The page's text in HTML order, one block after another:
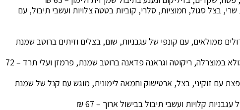
בצל סגול, חמוציות, סלרי, קוביות בטטה צלויות ועשבי תיבול, עם
ממולאים, עם קונפי של עגבניות, שום, בצלים וזיתים ברוטב שמנת
דני האדום – ניוקי סלק בעבודת יד ממולא במוצרלה, ריקוטה וגראנה פדאנה ברוטב שמנת, פרמזן ועלי תרד – 72
עם זוקיני, בצל, ארטישוק וחמאה לימונית, מוגש עם קנל של שמנת
קלויות ועשבי תיבול בבישול ארוך – 67 ₪